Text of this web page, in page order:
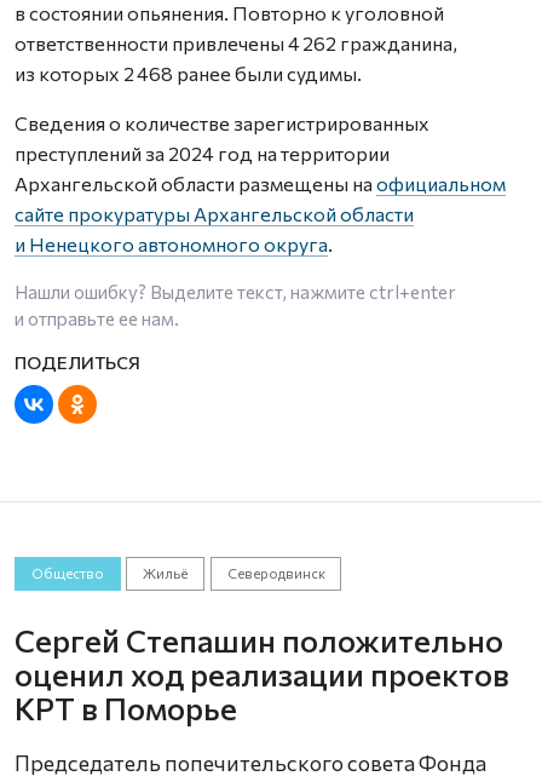
в состоянии опьянения. Повторно к уголовной
ответственности привлечены 4 262 гражданина,
из которых 2 468 ранее были судимы.
Сведения о количестве зарегистрированных
преступлений за 2024 год на территории
Архангельской области размещены на официальном
сайте прокуратуры Архангельской области
и Ненецкого автономного округа.
Нашли ошибку? Выделите текст, нажмите ctrl+enter
и отправьте ее нам.
Общество Жильё Северодвинск
Сергей Степашин положительно
оценил ход реализации проектов
КРТ в Поморье
Председатель попечительского совета Фонда